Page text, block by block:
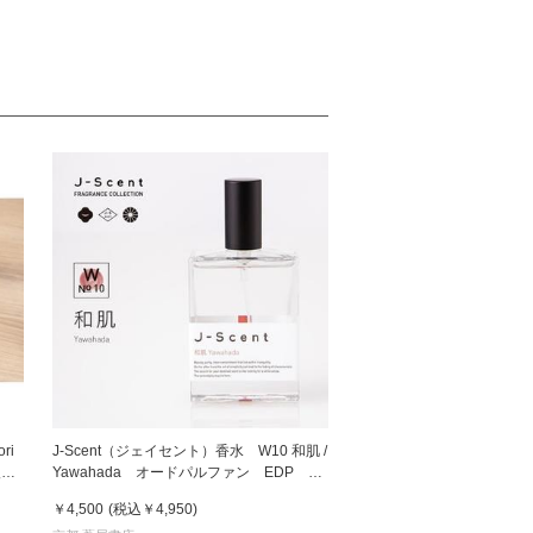
J-Scent（ジェイセント）香水 W10 和肌 /
Yawahada オードパルファン EDP
￥4,500 (税込 ￥4,950)